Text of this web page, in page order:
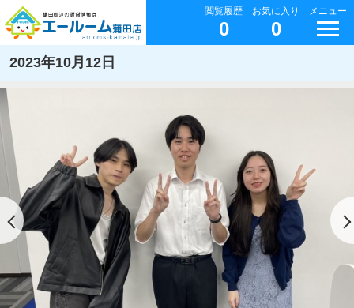
閲覧履歴
0
お気に入り
0
メニュー
2023年10月12日